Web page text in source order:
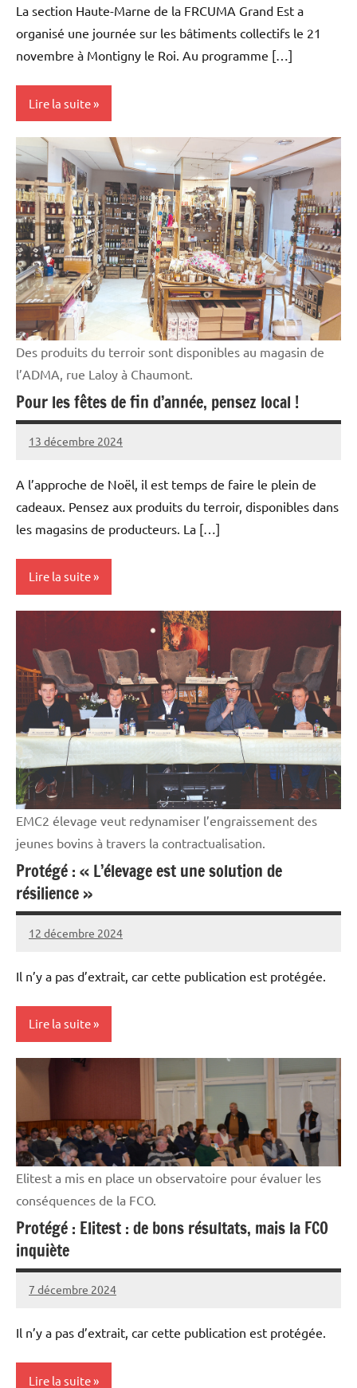
La section Haute-Marne de la FRCUMA Grand Est a
organisé une journée sur les bâtiments collectifs le 21
novembre à Montigny le Roi. Au programme […]
Lire la suite
Initiatives
Machinisme
Des produits du terroir sont disponibles au magasin de
l’ADMA, rue Laloy à Chaumont.
Pour les fêtes de fin d’année, pensez local !
13 décembre 2024
Thibaut
A l’approche de Noël, il est temps de faire le plein de
cadeaux. Pensez aux produits du terroir, disponibles dans
les magasins de producteurs. La […]
Lire la suite
Vie
professionnelle
EMC2 élevage veut redynamiser l’engraissement des
jeunes bovins à travers la contractualisation.
Protégé : « L’élevage est une solution de
résilience »
12 décembre 2024
Thibaut
Il n’y a pas d’extrait, car cette publication est protégée.
Lire la suite
Elitest a mis en place un observatoire pour évaluer les
conséquences de la FCO.
Protégé : Elitest : de bons résultats, mais la FCO
inquiète
7 décembre 2024
Thibaut
Il n’y a pas d’extrait, car cette publication est protégée.
Lire la suite